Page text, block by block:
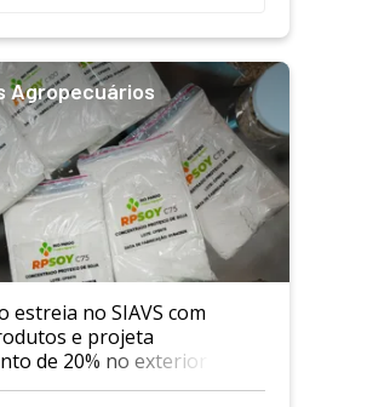
Agropecuários
estreia no SIAVS com
e projeta
de 20% no exterior